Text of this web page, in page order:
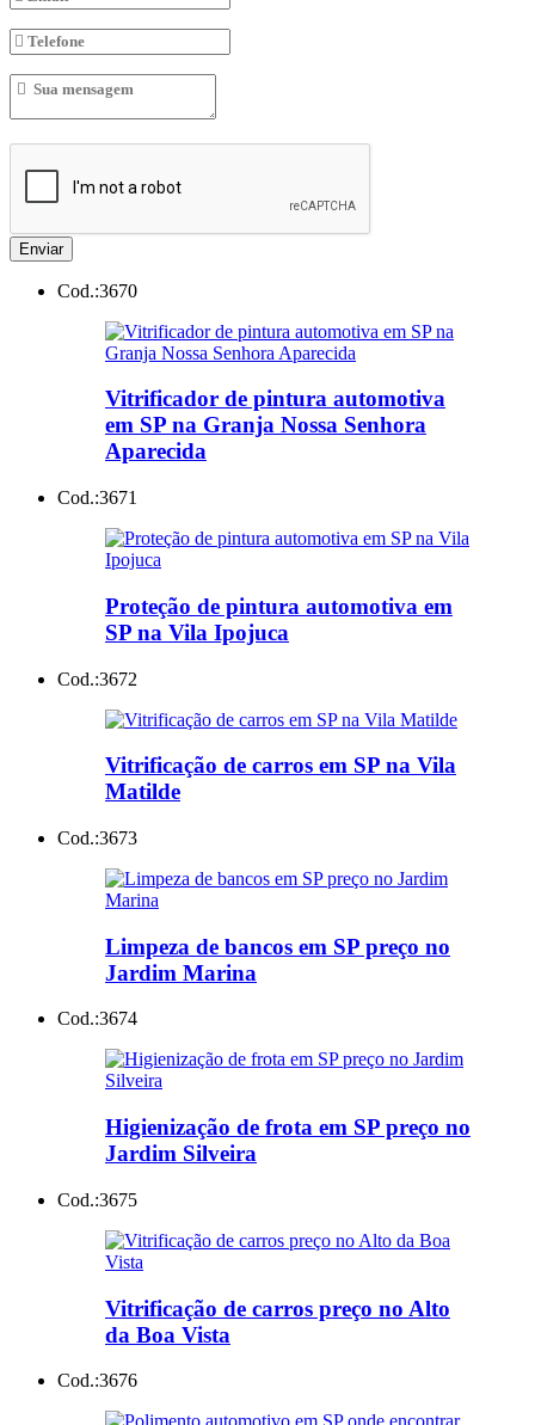
Enviar
Cod.:3670
Vitrificador de pintura automotiva
em SP na Granja Nossa Senhora
Aparecida
Cod.:3671
Proteção de pintura automotiva em
SP na Vila Ipojuca
Cod.:3672
Vitrificação de carros em SP na Vila
Matilde
Cod.:3673
Limpeza de bancos em SP preço no
Jardim Marina
Cod.:3674
Higienização de frota em SP preço no
Jardim Silveira
Cod.:3675
Vitrificação de carros preço no Alto
da Boa Vista
Cod.:3676